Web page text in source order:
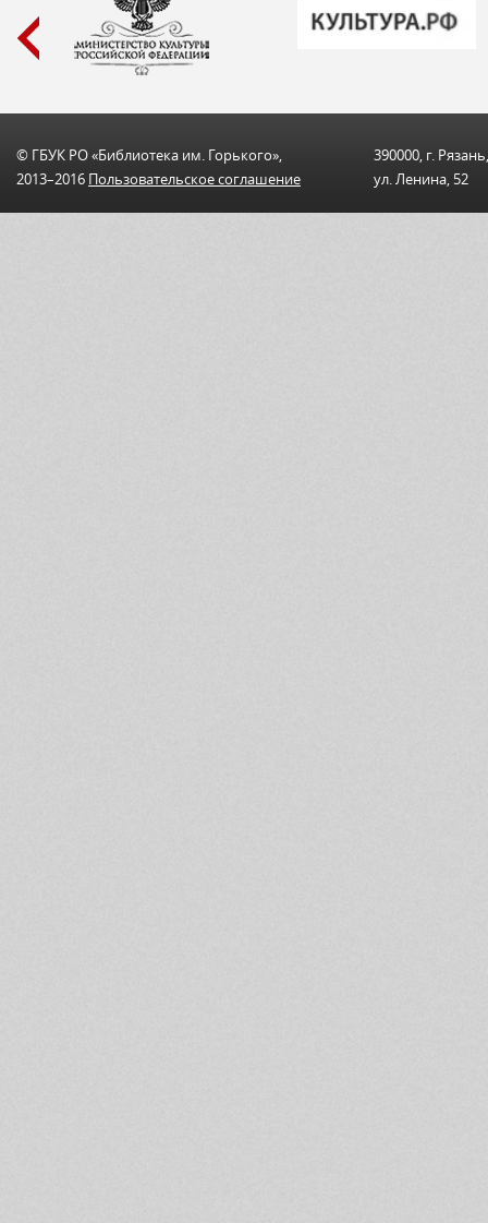
© ГБУК РО «Библиотека им. Горького»,
2013–2016 Пользовательскоe соглашениe
390000, г. Рязань,
ул. Ленина, 52